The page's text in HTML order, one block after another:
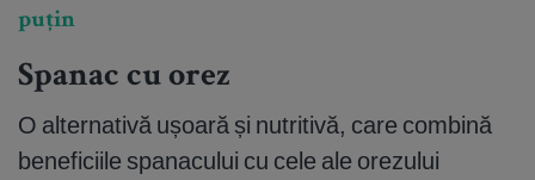
puțin
Spanac cu orez
O alternativă ușoară și nutritivă, care combină
beneficiile spanacului cu cele ale orezului